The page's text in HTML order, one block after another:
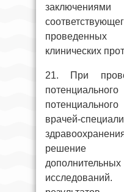
заключениями
клинических
21. При
врачей-
решение